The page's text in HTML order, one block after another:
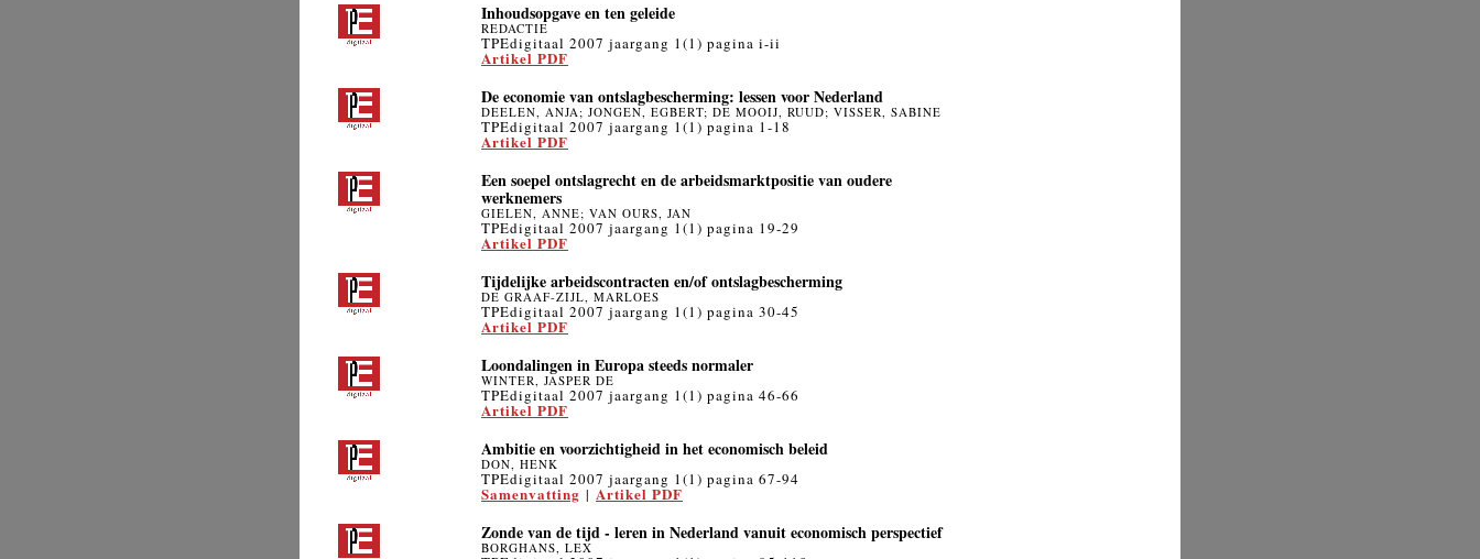
Inhoudsopgave en ten geleide
REDACTIE
TPEdigitaal 2007 jaargang 1(1) pagina i-ii
Artikel PDF
De economie van ontslagbescherming: lessen voor Nederland
DEELEN, ANJA; JONGEN, EGBERT; DE MOOIJ, RUUD; VISSER, SABINE
TPEdigitaal 2007 jaargang 1(1) pagina 1-18
Artikel PDF
Een soepel ontslagrecht en de arbeidsmarktpositie van oudere
werknemers
GIELEN, ANNE; VAN OURS, JAN
TPEdigitaal 2007 jaargang 1(1) pagina 19-29
Artikel PDF
Tijdelijke arbeidscontracten en/of ontslagbescherming
DE GRAAF-ZIJL, MARLOES
TPEdigitaal 2007 jaargang 1(1) pagina 30-45
Artikel PDF
Loondalingen in Europa steeds normaler
WINTER, JASPER DE
TPEdigitaal 2007 jaargang 1(1) pagina 46-66
Artikel PDF
Ambitie en voorzichtigheid in het economisch beleid
DON, HENK
TPEdigitaal 2007 jaargang 1(1) pagina 67-94
Samenvatting | Artikel PDF
Zonde van de tijd - leren in Nederland vanuit economisch perspectief
BORGHANS, LEX